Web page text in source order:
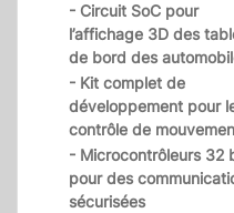
- Circuit SoC pour
l’affichage 3D des
de bord des
- Kit complet de
développement pour
contrôle de
- Microcontrôleurs 32
pour des
sécurisées